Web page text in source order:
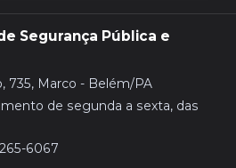
Segurança Pública e
735, Marco - Belém/PA
de segunda a sexta, das
6067